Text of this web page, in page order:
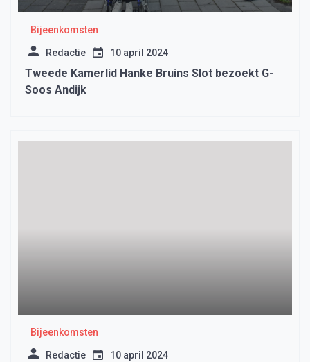
Bijeenkomsten
Redactie 10 april 2024
Tweede Kamerlid Hanke Bruins Slot bezoekt G-
Soos Andijk
Bijeenkomsten
Redactie 10 april 2024